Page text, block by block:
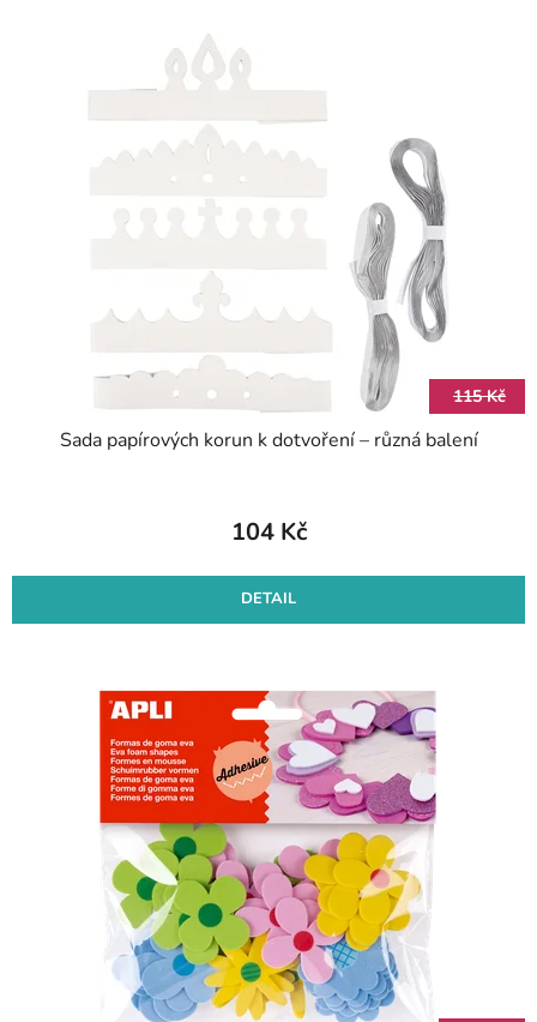
115 Kč
Sada papírových korun k dotvoření – různá balení
104 Kč
DETAIL